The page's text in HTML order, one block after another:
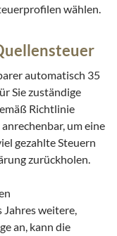
wählen.
automatisch 35
Sie zuständige
Richtlinie
um eine
gezahlte Steuern
zurückholen.
Jahres weitere,
an, kann die